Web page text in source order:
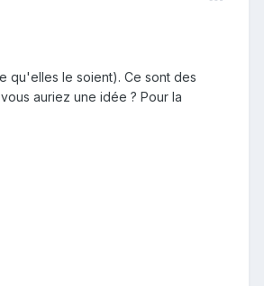
qu'elles le soient). Ce sont des
auriez une idée ? Pour la